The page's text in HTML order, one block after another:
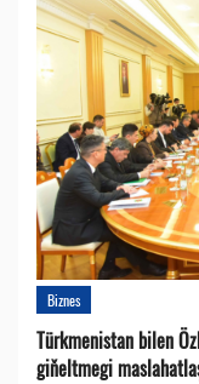
Biznes
Türkmenistan bilen
giňeltmegi